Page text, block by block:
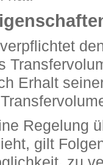
Erhalt
Regelung
gilt